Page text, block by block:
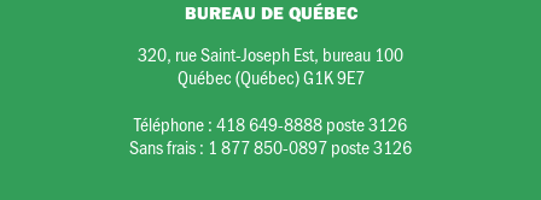
BUREAU DE QUÉBEC
320, rue Saint-Joseph Est, bureau 100
Québec (Québec) G1K 9E7
Téléphone :418 649-8888 poste 3126
Sans frais : 1 877 850-0897 poste 3126